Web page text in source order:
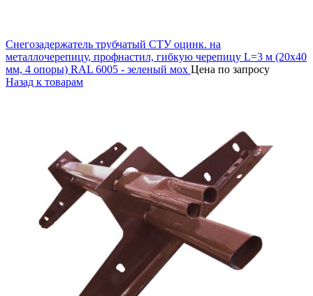
Снегозадержатель трубчатый СТУ оцинк. на
металлочерепицу, профнастил, гибкую черепицу L=3 м (20х40
мм, 4 опоры) RAL 6005 - зеленый мох Цена по запросу
Назад к товарам